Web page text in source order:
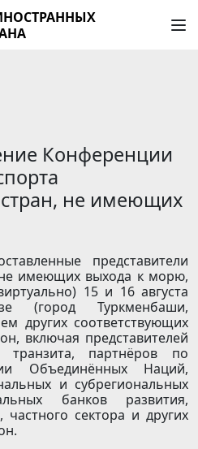
Конференции
не имеющих
представители
имеющих выхода к морю,
15 и 16 августа
(город Туркменбаши,
других соответствующих
включая представителей
транзита, партнёров по
Объединённых Наций,
и субрегиональных
банков развития,
частного сектора и других